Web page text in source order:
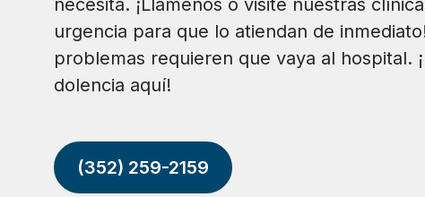
necesita. ¡Llámenos o visite nuestras
urgencia para que lo atiendan de
problemas requieren que vaya al hospital.
dolencia aquí!
(352) 259-2159